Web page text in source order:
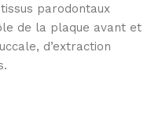
parodontaux
de la plaque avant et
d’extraction